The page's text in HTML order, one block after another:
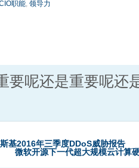
职能, 领导力
要呢还是重要呢还
基2016年三季度DDoS威胁报告
微软开源下一代超大规模云计